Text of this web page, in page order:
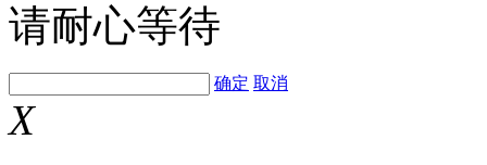
请耐心等待
确定 取消
X